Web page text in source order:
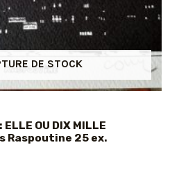
DE STOCK
ELLE OU DIX MILLE
Raspoutine 25 ex.